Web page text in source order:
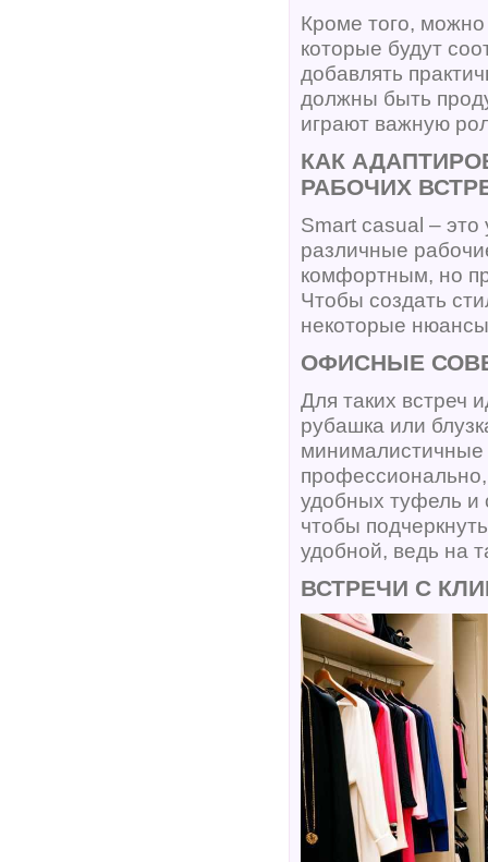
Кроме того,
которые будут
добавлять
должны быть
играют важную
КАК
РАБОЧИХ
Smart casual – это
различные
комфортным, но
Чтобы создать
некоторые
ОФИСНЫЕ
Для таких встреч
рубашка или
минималистичные
удобных туфель и
чтобы
удобной, ведь на
ВСТРЕЧИ С